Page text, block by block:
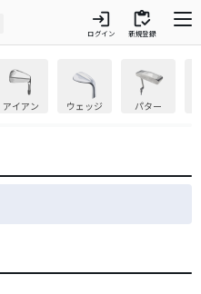
login
ログイン
inventory
新規登録
アイアン ウェッジ パター